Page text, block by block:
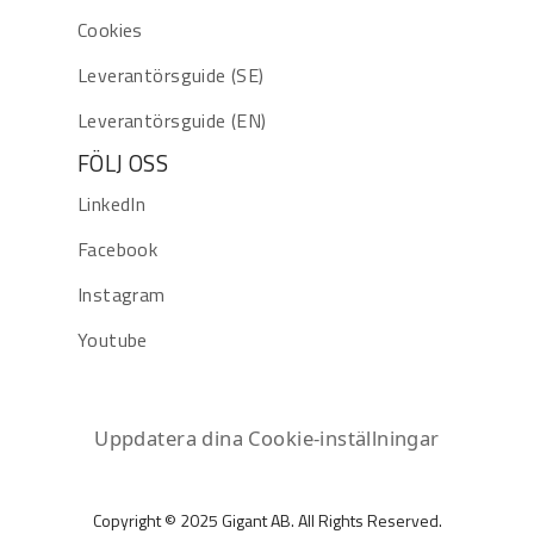
Cookies
Leverantörsguide (SE)
Leverantörsguide (EN)
FÖLJ OSS
LinkedIn
Facebook
Instagram
Youtube
Uppdatera dina Cookie-inställningar
Copyright © 2025 Gigant AB. All Rights Reserved.